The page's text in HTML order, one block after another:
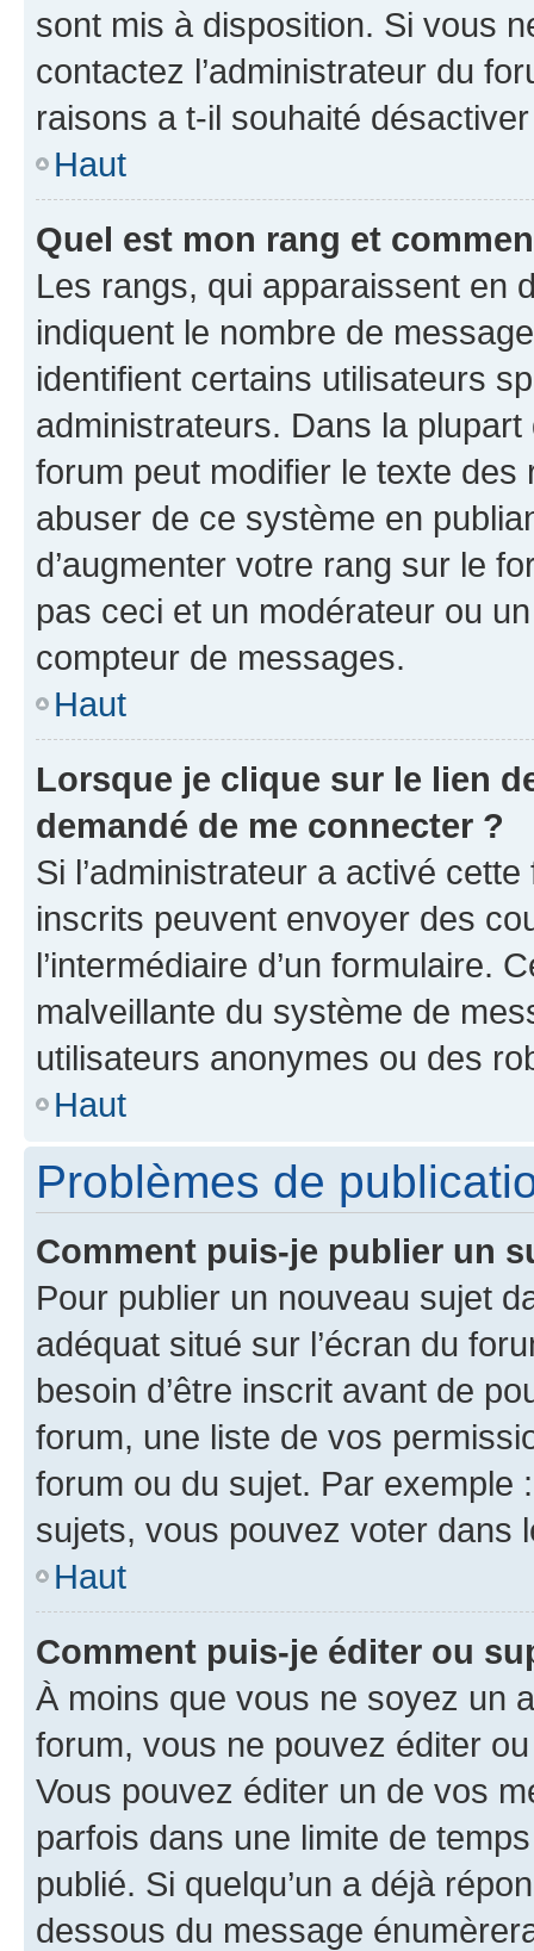
sont mis à disposition. Si vous
contactez l’administrateur du
raisons a t-il souhaité
Haut
Quel est mon rang et
Les rangs, qui apparaissent en
indiquent le nombre de
identifient certains utilisateurs
administrateurs. Dans la
forum peut modifier le texte
abuser de ce système en
d’augmenter votre rang sur le
pas ceci et un modérateur ou
compteur de messages.
Haut
Lorsque je clique sur le lien
demandé de me connecter ?
Si l’administrateur a activé
inscrits peuvent envoyer des
l’intermédiaire d’un formulaire.
malveillante du système de
utilisateurs anonymes ou des
Haut
Problèmes de
Comment puis-je publier un
Pour publier un nouveau sujet
adéquat situé sur l’écran du
besoin d’être inscrit avant de
forum, une liste de vos
forum ou du sujet. Par exemple
sujets, vous pouvez voter dans
Haut
Comment puis-je éditer ou
À moins que vous ne soyez un
forum, vous ne pouvez éditer
Vous pouvez éditer un de vos
parfois dans une limite de
publié. Si quelqu’un a déjà
dessous du message